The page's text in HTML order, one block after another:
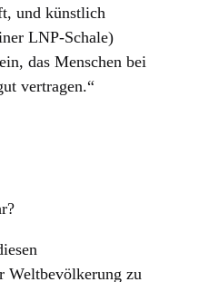
und künstlich
LNP-Schale)
das Menschen bei
vertragen.“
Weltbevölkerung zu